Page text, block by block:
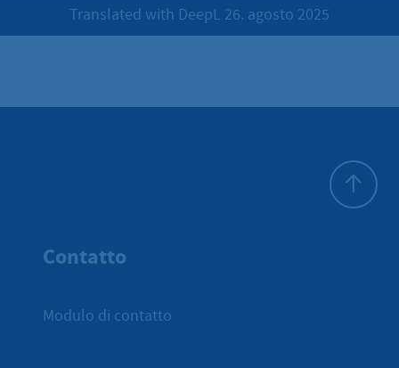
Translated with DeepL 26. agosto 2025
Contatto
Modulo di contatto